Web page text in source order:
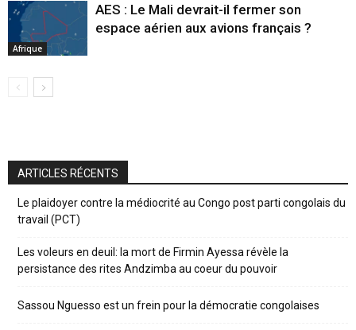
Afrique
AES : Le Mali devrait-il fermer son
espace aérien aux avions français ?
ARTICLES RÉCENTS
Le plaidoyer contre la médiocrité au Congo post parti congolais du
travail (PCT)
Les voleurs en deuil: la mort de Firmin Ayessa révèle la
persistance des rites Andzimba au coeur du pouvoir
Sassou Nguesso est un frein pour la démocratie congolaises